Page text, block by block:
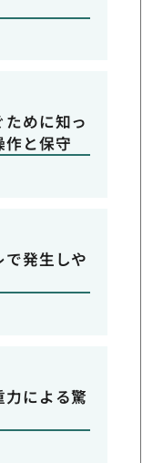
めに知っ
作と保守
発生しや
による驚